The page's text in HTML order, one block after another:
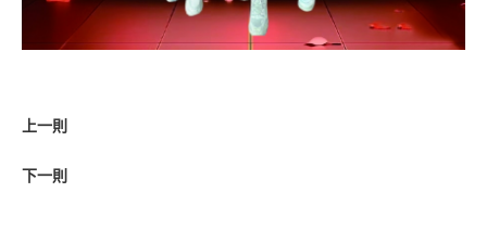
上一則
下一則